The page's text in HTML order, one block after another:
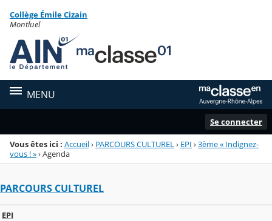
Menu de la rubrique
Contenu
Collège Émile Cizain
Montluel
MENU
Se connecter
Vous êtes ici : Accueil› PARCOURS CULTUREL › EPI ›3ème « Indignez-
vous ! »›Agenda
PARCOURS CULTUREL
EPI